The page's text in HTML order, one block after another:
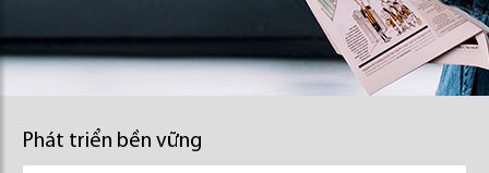
Phát triển bền vững